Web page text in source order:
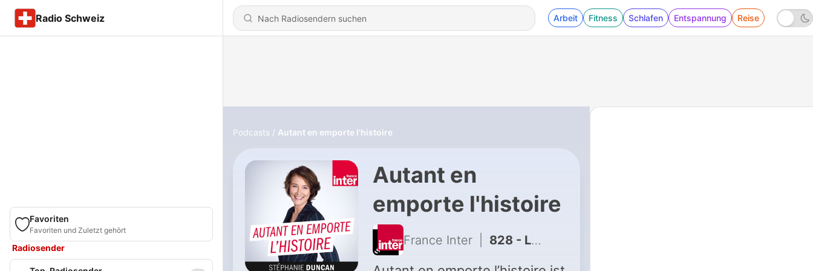
Radio Schweiz Arbeit Fitness Schlafen Entspannung Reise
Favoriten
Favoriten und Zuletzt gehört
Radiosender
Podcasts Autant en emporte l'histoire
Autant en
emporte l'histoire
France Inter 828 - La peste 1/5 - D’où vient-elle ?